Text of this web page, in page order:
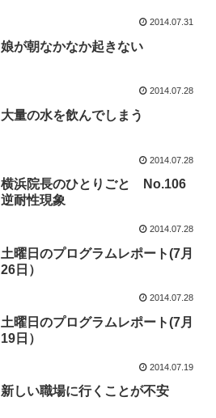
2014.07.31
娘が朝なかなか起きない
2014.07.28
大量の水を飲んでしまう
2014.07.28
横浜院長のひとりごと No.106
逆耐性現象
2014.07.28
土曜日のプログラムレポート(7月
26日）
2014.07.28
土曜日のプログラムレポート(7月
19日）
2014.07.19
新しい職場に行くことが不安